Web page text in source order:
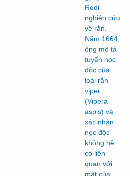
Redi
nghiên cứu
về rắn.
Năm 1664,
ông mô tả
tuyến nọc
độc của
loài rắn
viper
(Vipera
aspis) và
xác nhận
nọc độc
không hề
có liên
quan với
mật của